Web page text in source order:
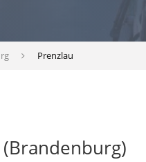
Prenzlau